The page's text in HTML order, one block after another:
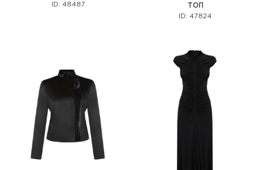
ID: 48487 ТОП
ID: 47824